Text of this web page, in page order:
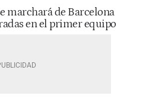
marchará de Barcelona
en el primer equipo